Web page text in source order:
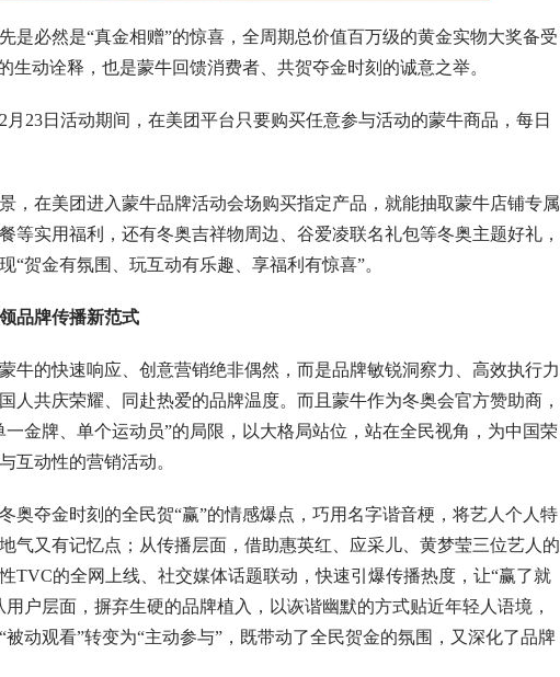
必然是“真金相赠”的惊喜，全周期总价值百万级的黄金实物大奖备受
生动诠释，也是蒙牛回馈消费者、共贺夺金时刻的诚意之举。
日活动期间，在美团平台只要购买任意参与活动的蒙牛商品，每日
在美团进入蒙牛品牌活动会场购买指定产品，就能抽取蒙牛店铺专属
等实用福利，还有冬奥吉祥物周边、谷爱凌联名礼包等冬奥主题好礼，
贺金有氛围、玩互动有乐趣、享福利有惊喜”。
品牌传播新范式
的快速响应、创意营销绝非偶然，而是品牌敏锐洞察力、高效执行力
人共庆荣耀、同赴热爱的品牌温度。而且蒙牛作为冬奥会官方赞助商，
金牌、单个运动员”的局限，以大格局站位，站在全民视角，为中国荣
互动性的营销活动。
夺金时刻的全民贺“赢”的情感爆点，巧用名字谐音梗，将艺人个人特
气又有记忆点；从传播层面，借助惠英红、应采儿、黄梦莹三位艺人的
TVC的全网上线、社交媒体话题联动，快速引爆传播热度，让“赢了就
户层面，摒弃生硬的品牌植入，以诙谐幽默的方式贴近年轻人语境，
动观看”转变为“主动参与”，既带动了全民贺金的氛围，又深化了品牌